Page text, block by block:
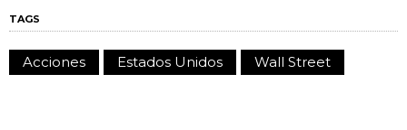
TAGS
Acciones Estados Unidos Wall Street